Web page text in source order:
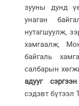
зууны дунд
унаган
нутагшуулж,
хамгаалж,
байгаль
салбарын
адууг
сэдэвт бүтээл